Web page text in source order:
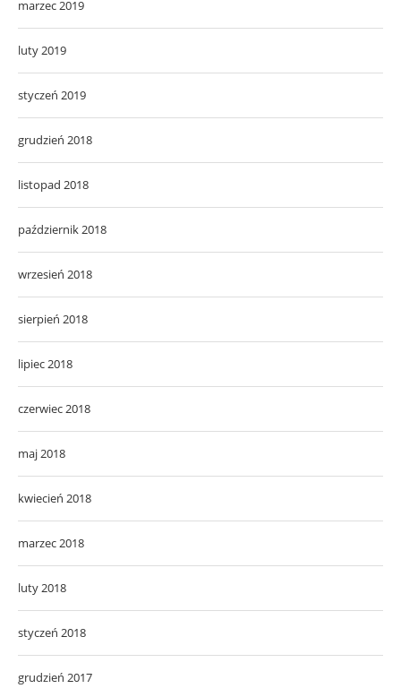
marzec 2019
luty 2019
styczeń 2019
grudzień 2018
listopad 2018
październik 2018
wrzesień 2018
sierpień 2018
lipiec 2018
czerwiec 2018
maj 2018
kwiecień 2018
marzec 2018
luty 2018
styczeń 2018
grudzień 2017